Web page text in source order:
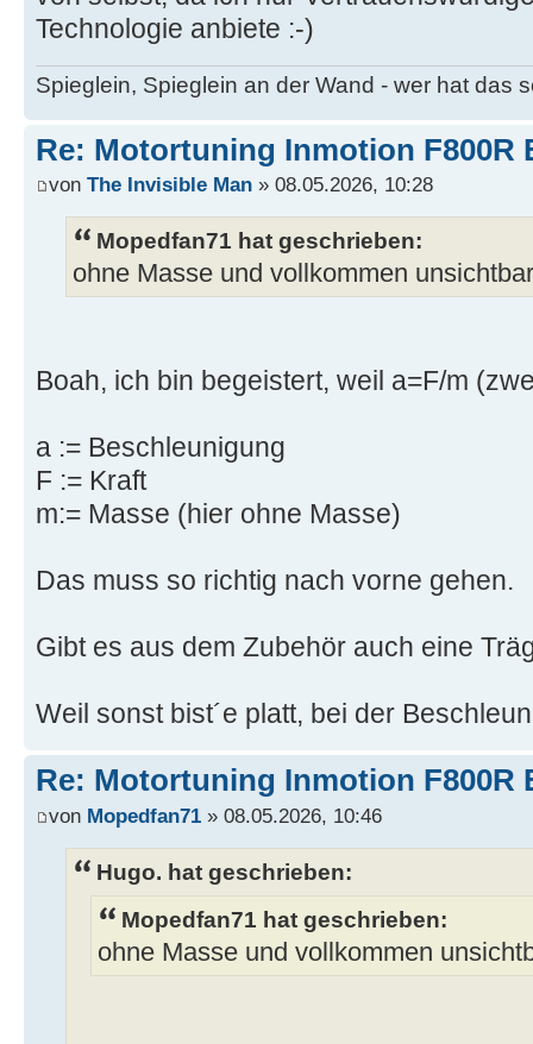
Technologie anbiete :-)
Spieglein, Spieglein an der Wand - wer hat das
Re: Motortuning Inmotion F800R
von The Invisible Man » 08.05.2026, 10:28
Mopedfan71 hat geschrieben:
ohne Masse und vollkommen unsichtbar
Boah, ich bin begeistert, weil a=F/m
a := Beschleunigung
F := Kraft
m:= Masse (hier ohne Masse)
Das muss so richtig nach vorne gehen.
Gibt es aus dem Zubehör auch eine
Weil sonst bist´e platt, bei der
Re: Motortuning Inmotion F800R
von Mopedfan71 » 08.05.2026, 10:46
Hugo. hat geschrieben:
Mopedfan71 hat geschrieben:
ohne Masse und vollkommen